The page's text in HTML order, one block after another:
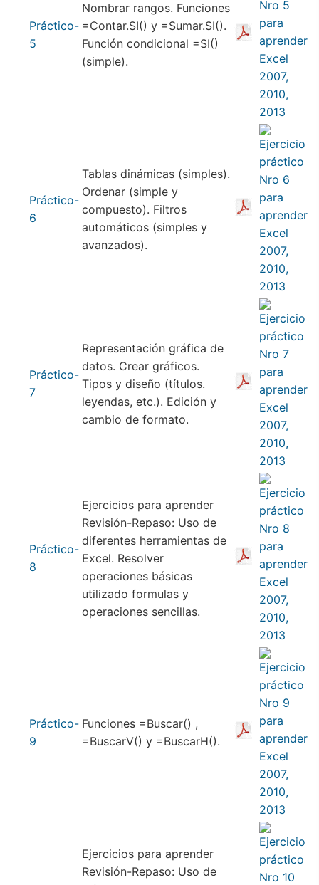
Práctico-
5
Nombrar rangos. Funciones
=Contar.SI() y =Sumar.SI().
Función condicional =SI()
(simple).
Práctico-
6
Tablas dinámicas (simples).
Ordenar (simple y
compuesto). Filtros
automáticos (simples y
avanzados).
Práctico-
7
Representación gráfica de
datos. Crear gráficos.
Tipos y diseño (títulos.
leyendas, etc.). Edición y
cambio de formato.
Práctico-
8
Ejercicios para aprender
Revisión-Repaso: Uso de
diferentes herramientas de
Excel. Resolver
operaciones básicas
utilizado formulas y
operaciones sencillas.
Práctico-
9
Funciones =Buscar() ,
=BuscarV() y =BuscarH().
Ejercicios para aprender
Revisión-Repaso: Uso de